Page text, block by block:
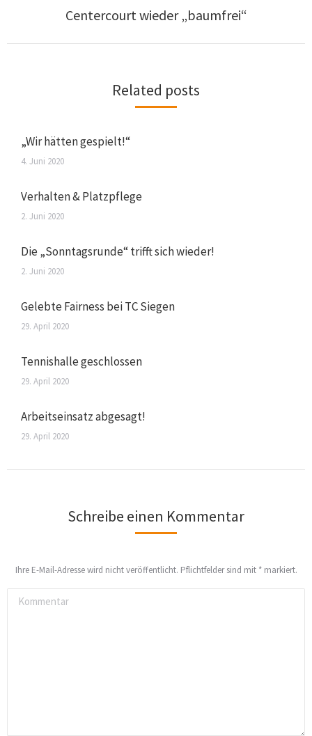
Centercourt wieder „baumfrei“
Related posts
„Wir hätten gespielt!“
4. Juni 2020
Verhalten & Platzpflege
2. Juni 2020
Die „Sonntagsrunde“ trifft sich wieder!
2. Juni 2020
Gelebte Fairness bei TC Siegen
29. April 2020
Tennishalle geschlossen
29. April 2020
Arbeitseinsatz abgesagt!
29. April 2020
Schreibe einen Kommentar
Ihre E-Mail-Adresse wird nicht veröffentlicht. Pflichtfelder sind mit *markiert.
Kommentar